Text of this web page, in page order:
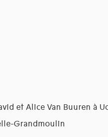
et Alice Van Buuren à
Grandmoulin